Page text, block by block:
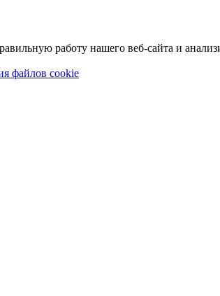
работу нашего веб-сайта и
файлов cookie